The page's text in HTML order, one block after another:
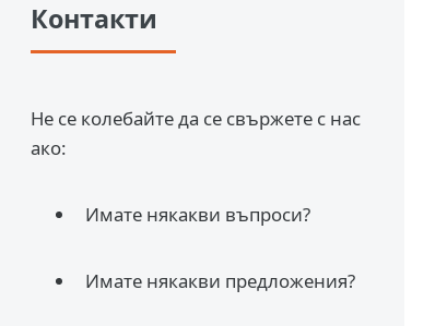
Контакти
Не се колебайте да се свържете с нас
ако:
Имате някакви въпроси?
Имате някакви предложения?